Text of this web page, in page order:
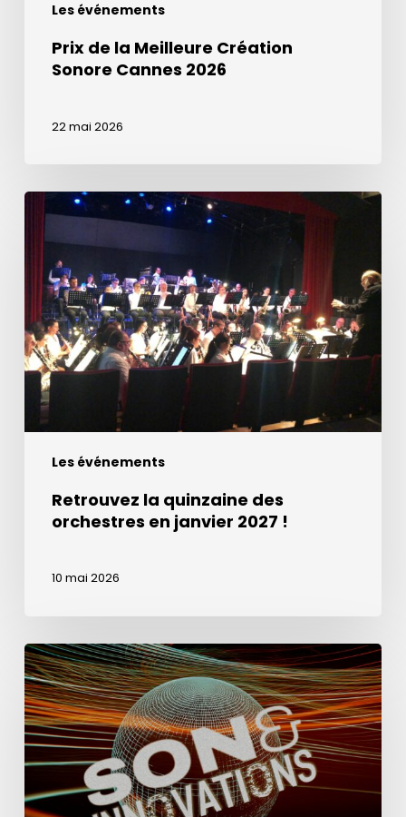
Les événements
Prix de la Meilleure Création
Sonore Cannes 2026
22 mai 2026
Les événements
Retrouvez
quinzaine
orchestres
en
janvier
2027
Retrouvez la quinzaine des
orchestres en janvier 2027 !
10 mai 2026
La
Semaine
du
Son
à
au